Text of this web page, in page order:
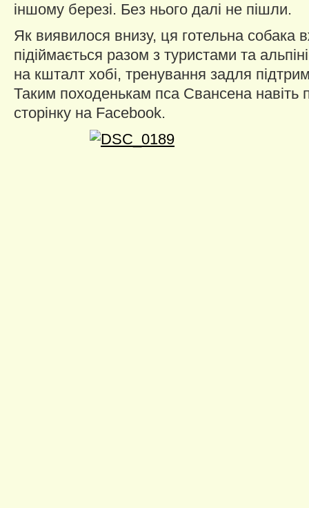
іншому березі. Без нього далі не пішли.
Як виявилося внизу, ця готельна собака
підіймається разом з туристами та
на кшталт хобі, тренування задля
Таким походенькам пса Свансена навіть
сторінку на Facebook.